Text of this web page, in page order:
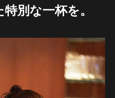
別な一杯を。